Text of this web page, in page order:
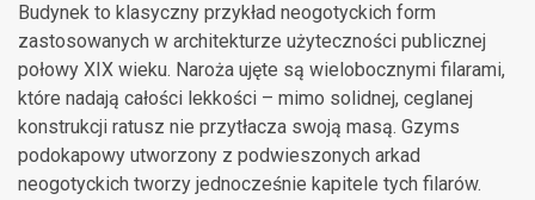
Budynek to klasyczny przykład neogotyckich form
zastosowanych w architekturze użyteczności publicznej
połowy XIX wieku. Naroża ujęte są wielobocznymi filarami,
które nadają całości lekkości – mimo solidnej, ceglanej
konstrukcji ratusz nie przytłacza swoją masą. Gzyms
podokapowy utworzony z podwieszonych arkad
neogotyckich tworzy jednocześnie kapitele tych filarów.